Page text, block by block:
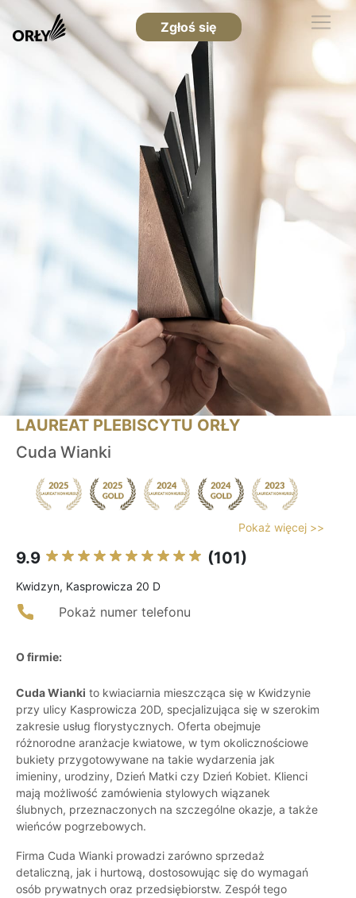
Zgłoś się
LAUREAT PLEBISCYTU ORŁY
Cuda Wianki
Pokaż więcej >>
9.9 (101)
Kwidzyn, Kasprowicza 20 D
Pokaż numer telefonu
O firmie:
Cuda Wianki to kwiaciarnia mieszcząca się w Kwidzynie
przy ulicy Kasprowicza 20D, specjalizująca się w szerokim
zakresie usług florystycznych. Oferta obejmuje
różnorodne aranżacje kwiatowe, w tym okolicznościowe
bukiety przygotowywane na takie wydarzenia jak
imieniny, urodziny, Dzień Matki czy Dzień Kobiet. Klienci
mają możliwość zamówienia stylowych wiązanek
ślubnych, przeznaczonych na szczególne okazje, a także
wieńców pogrzebowych.
Firma Cuda Wianki prowadzi zarówno sprzedaż
detaliczną, jak i hurtową, dostosowując się do wymagań
osób prywatnych oraz przedsiębiorstw. Zespół tego